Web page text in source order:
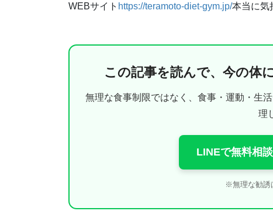
WEBサイト https://teramoto-diet-gym.jp/本当に気
この記事を読んで、今の体
無理な食事制限ではなく、食事・運動・生
理
LINEで無料相
※無理な勧誘